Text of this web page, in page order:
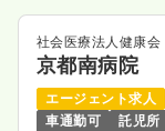
社会医療法人健康会
京都南病院
エージェント求人
車通勤可
託児所